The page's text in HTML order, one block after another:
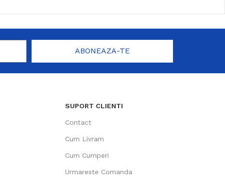
ABONEAZA-TE
SUPORT CLIENTI
Contact
Cum Livram
Cum Cumperi
Urmareste Comanda